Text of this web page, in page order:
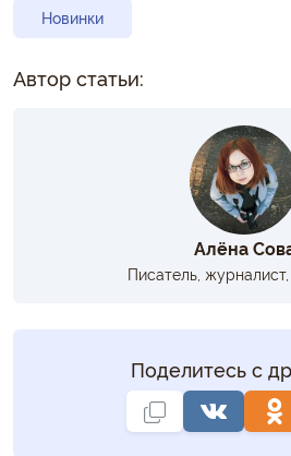
Новинки
Автор статьи:
Алёна
Писатель, журналист,
Поделитесь с